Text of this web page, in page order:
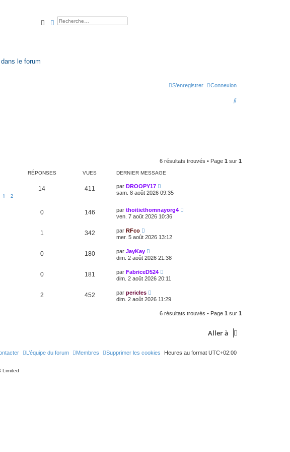
Rechercher
Recherche avancée
le forum
Connexion
S’enregistrer
R
r
6 résultats trouvés • Page 1 sur 1
RÉPONSES VUES DERNIER MESSAGE
1 2
14 411 par DROOPY17
sam. 8 août 2026 09:35
0 146 par thoitiethomnayorg4
ven. 7 août 2026 10:36
1 342 par RFco
mer. 5 août 2026 13:12
0 180 par JayKay
dim. 2 août 2026 21:38
0 181 par FabriceD524
dim. 2 août 2026 20:11
2 452 par pericles
dim. 2 août 2026 11:29
6 résultats trouvés • Page 1 sur 1
Aller à
Heures au format UTC+02:00
Supprimer les cookies
Membres
L’équipe du forum
Limited